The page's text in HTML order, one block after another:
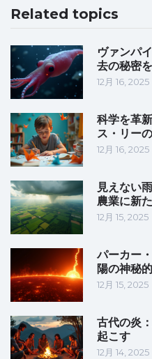
Related topics
ヴァンパ
去の秘密
12月 16, 2025
科学を革
ス・リー
12月 16, 2025
見えない
農業に新
12月 15, 2025
パーカー
陽の神秘
12月 15, 2025
古代の炎
起こす
12月 14, 2025